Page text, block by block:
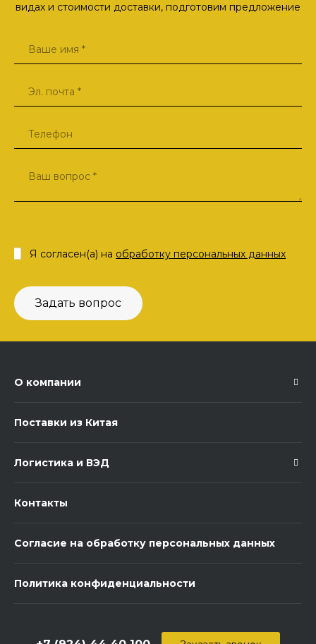
видах и стоимости доставки, подготовим предложение
Задать вопрос
Я согласен(а) на обработку персональных данных
О компании
Поставки из Китая
Логистика и ВЭД
Контакты
Согласие на обработку персональных данных
Политика конфиденциальности